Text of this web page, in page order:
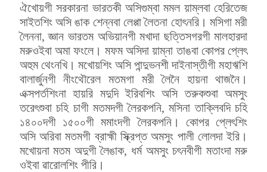
ঐখোয়গী সরকারনা ভারতকী অসিগুম্বা মমল য়াম্লবা হেরিতেজ
সাইতশিং অসি ঙাক শেন্নবা লেপ্পা লৈতনা হোৎনরি। মসিগা মরী
লৈননা, জ্ঞান ভারতম অভিয়ানগী মখাদা ছত্তিসগরগী মালহারদা
মরুওইবা অমা ফংলে। মফম অসিদা য়াম্না তাঙবা কোপর প্লেৎ
অহুম থেংনখি। মখোয়শিং অসি পান্দুভনশী দাইনাস্তীগী মহাঋশি
বালার্জুনগী নীংথৌরেল মতমগা মরী লৈনৈ হায়না থাজনৈ।
এক্সপর্তশিংনা হায়রি মদুদি ইরিবশিং অসি তরুকশুবা অমসুং
তরেৎশুবা চহি চাগী মতমদগী লৈরকপনি, মসিনা তাক্লিবদি চহি
১৪০০দগী ১৫০০গী মমাংদগী লৈরকপনি। কোপর প্লেৎশিং
অসি অরিবা মতমগী ব্রাহ্মী স্ক্রিপ্ত অমসুং পালী লোলদা ইরি।
মখোয়না মতম অদুগী লৈঙাক, ধর্ম অমসুং চৎনবীগী মতাংদা মরু
ওইবা ৱারোলশিং পীরি।